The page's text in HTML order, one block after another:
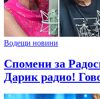
Водещи новини
Спомени за
Дарик радио!